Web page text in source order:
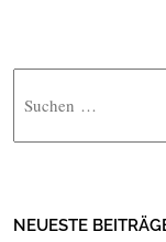
NEUESTE